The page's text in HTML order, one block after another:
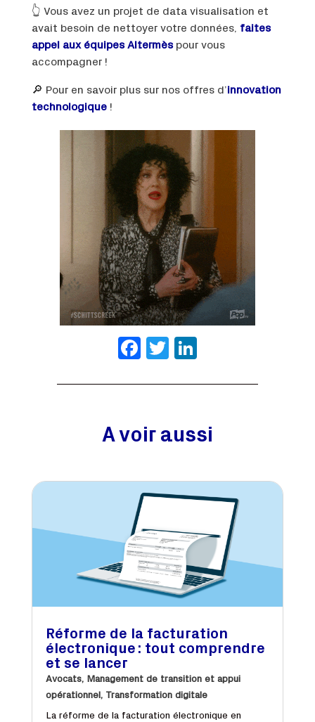
👆 Vous avez un projet de data visualisation et
avait besoin de nettoyer votre données, faites
appel aux équipes Altermèspour vous
accompagner !
🔎 Pour en savoir plus sur nos offres d’innovation
technologique!
Facebook
Twitter
A voir aussi
Réforme de la facturation
électronique : tout comprendre
et se lancer
Avocats, Management de transition et appui
opérationnel , Transformation digitale
La réforme de la facturation électronique en